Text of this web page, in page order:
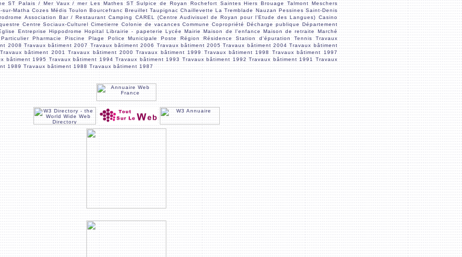
ST Palais / Mer Vaux / mer Les Mathes ST Sulpice de Royan Rochefort Saintes Hiers Brouage Talmont
Meschers
sur-Matha Cozes Médis Toulon Bourcefranc Breuillet Taupignac Chaillevette La Tremblade Nauzan Pessines Saint-Denis
Association Bar / Restaurant Camping CAREL (Centre Audivisuel de Royan pour l'Etude des Langues)
Casino
Centre Sociaux-CulturelCimetierre Colonie de vacances Commune Copropriété Décharge publique Département
Entreprise Hippodrome Hopital Librairie - papeterie Lycée Mairie Maison de l'enfance Maison de retraite
Marché
Particulier Pharmacie Piscine Plage Police Municipale Poste Région Résidence Station d'épuration Tennis Travaux
2008 Travaux bâtiment 2007 Travaux bâtiment 2006 Travaux bâtiment 2005 Travaux bâtiment 2004 Travaux bâtiment
Travaux bâtiment 2001 Travaux bâtiment 2000 Travaux bâtiment 1999 Travaux bâtiment 1998
Travaux bâtiment 1997
bâtiment 1995 Travaux bâtiment 1994 Travaux bâtiment 1993 Travaux bâtiment 1992 Travaux bâtiment 1991
Travaux
1989 Travaux bâtiment 1988 Travaux bâtiment 1987